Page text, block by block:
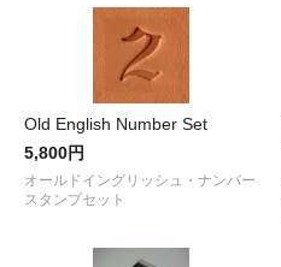
Old English Number Set
5,800円
オールドイングリッシュ・ナンバー
スタンプセット